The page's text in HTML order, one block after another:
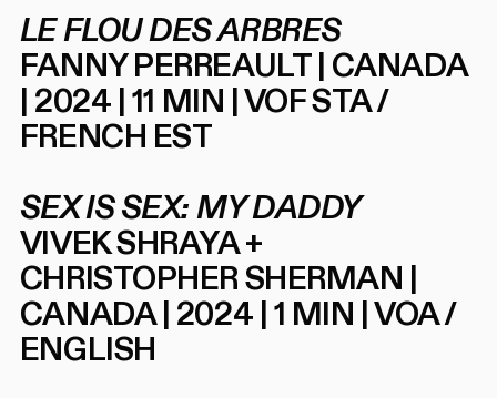
LE FLOU DES ARBRES
FANNY PERREAULT | CANADA
| 2024 | 11 MIN | VOF STA /
FRENCH EST
SEX IS SEX: MY DADDY
VIVEK SHRAYA +
CHRISTOPHER SHERMAN |
CANADA | 2024 | 1 MIN | VOA /
ENGLISH